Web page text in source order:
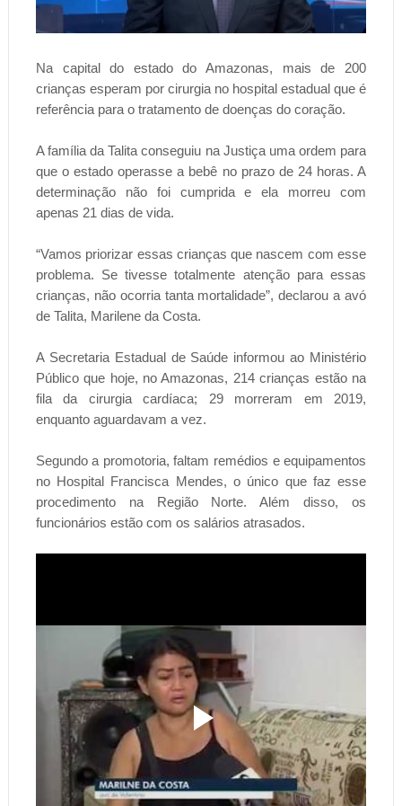
Na capital do estado do Amazonas, mais de 200
crianças esperam por cirurgia no hospital estadual que é
referência para o tratamento de doenças do coração.
A família da Talita conseguiu na Justiça uma ordem para
que o estado operasse a bebê no prazo de 24 horas. A
determinação não foi cumprida e ela morreu com
apenas 21 dias de vida.
“Vamos priorizar essas crianças que nascem com esse
problema. Se tivesse totalmente atenção para essas
crianças, não ocorria tanta mortalidade”, declarou a avó
de Talita, Marilene da Costa.
A Secretaria Estadual de Saúde informou ao Ministério
Público que hoje, no Amazonas, 214 crianças estão na
fila da cirurgia cardíaca; 29 morreram em 2019,
enquanto aguardavam a vez.
Segundo a promotoria, faltam remédios e equipamentos
no Hospital Francisca Mendes, o único que faz esse
procedimento na Região Norte. Além disso, os
funcionários estão com os salários atrasados.